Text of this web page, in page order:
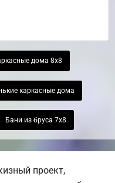
дома 8х8
каркасные дома
Бани из бруса 7х8
проект,